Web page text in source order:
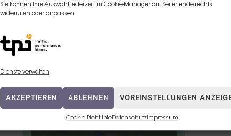
Sie können Ihre Auswahl jederzeit im Cookie-Manager am Seitenende rechts
widerrufen oder anpassen.
Dienste verwalten
AKZEPTIEREN ABLEHNEN VOREINSTELLUNGEN
Cookie-RichtlinieDatenschutz Impressum
Klicken Sie auf „Ich stimme zu“, um
Google maps zu aktivieren
ICH STIMME ZU